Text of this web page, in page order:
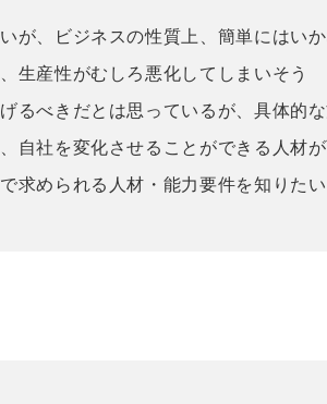
が、ビジネスの性質上、簡単にはい
生産性がむしろ悪化してしまいそう
るべきだとは思っているが、具体的
自社を変化させることができる人材
求められる人材・能力要件を知りたい